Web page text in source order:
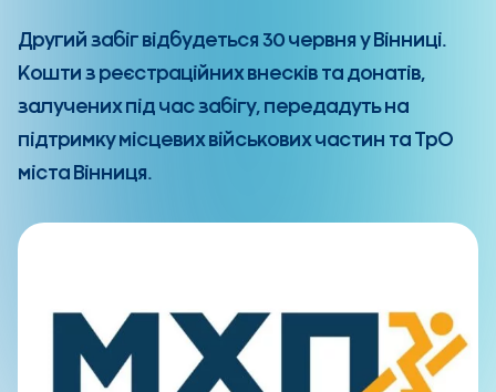
Другий забіг відбудеться 30 червня у Вінниці.
Кошти з реєстраційних внесків та донатів,
залучених під час забігу, передадуть на
підтримку місцевих військових частин та ТрО
міста Вінниця.